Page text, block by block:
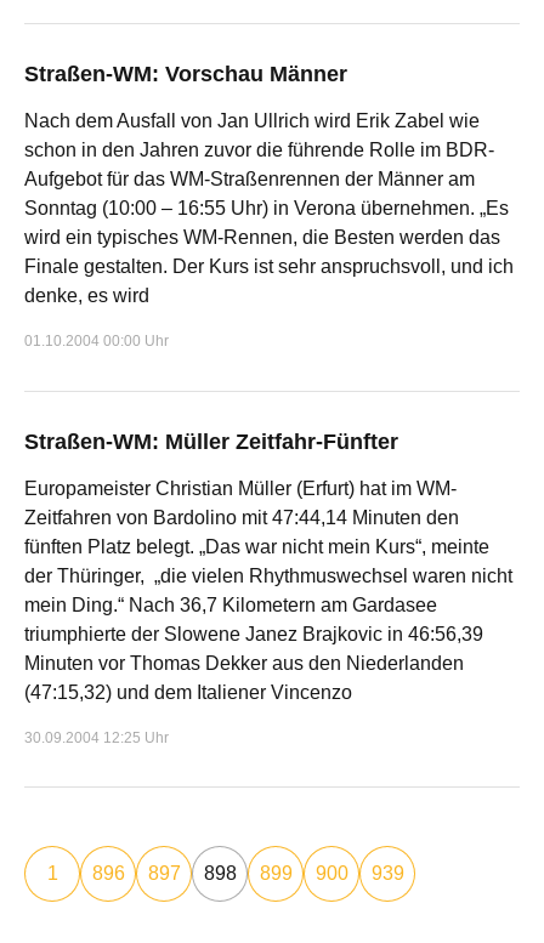
Straßen-WM: Vorschau Männer
Nach dem Ausfall von Jan Ullrich wird Erik Zabel wie
schon in den Jahren zuvor die führende Rolle im BDR-
Aufgebot für das WM-Straßenrennen der Männer am
Sonntag (10:00 – 16:55 Uhr) in Verona übernehmen. „Es
wird ein typisches WM-Rennen, die Besten werden das
Finale gestalten. Der Kurs ist sehr anspruchsvoll, und ich
denke, es wird
01.10.2004 00:00 Uhr
Straßen-WM: Müller Zeitfahr-Fünfter
Europameister Christian Müller (Erfurt) hat im WM-
Zeitfahren von Bardolino mit 47:44,14 Minuten den
fünften Platz belegt. „Das war nicht mein Kurs“, meinte
der Thüringer, „die vielen Rhythmuswechsel waren nicht
mein Ding.“ Nach 36,7 Kilometern am Gardasee
triumphierte der Slowene Janez Brajkovic in 46:56,39
Minuten vor Thomas Dekker aus den Niederlanden
(47:15,32) und dem Italiener Vincenzo
30.09.2004 12:25 Uhr
1 896 897 898 899 900 939